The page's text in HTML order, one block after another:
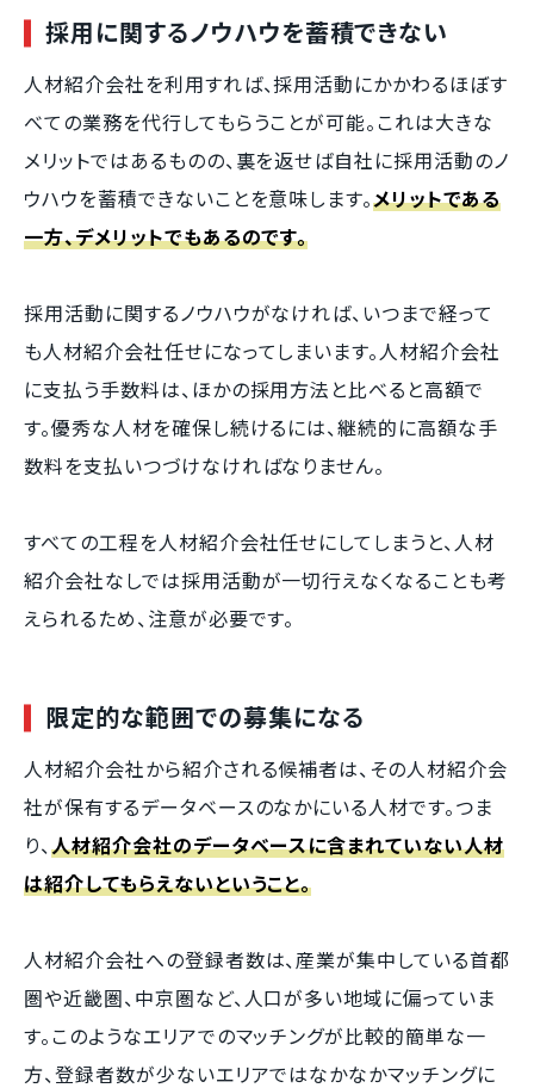
採用に関するノウハウを蓄積できない
人材紹介会社を利用すれば、採用活動にかかわるほぼす
べての業務を代行してもらうことが可能。これは大きな
メリットではあるものの、裏を返せば自社に採用活動のノ
ウハウを蓄積できないことを意味します。メリットである
一方、デメリットでもあるのです。
採用活動に関するノウハウがなければ、いつまで経って
も人材紹介会社任せになってしまいます。人材紹介会社
に支払う手数料は、ほかの採用方法と比べると高額で
す。優秀な人材を確保し続けるには、継続的に高額な手
数料を支払いつづけなければなりません。
すべての工程を人材紹介会社任せにしてしまうと、人材
紹介会社なしでは採用活動が一切行えなくなることも考
えられるため、注意が必要です。
限定的な範囲での募集になる
人材紹介会社から紹介される候補者は、その人材紹介会
社が保有するデータベースのなかにいる人材です。つま
り、人材紹介会社のデータベースに含まれていない人材
は紹介してもらえないということ。
人材紹介会社への登録者数は、産業が集中している首都
圏や近畿圏、中京圏など、人口が多い地域に偏っていま
す。このようなエリアでのマッチングが比較的簡単な一
方、登録者数が少ないエリアではなかなかマッチングに